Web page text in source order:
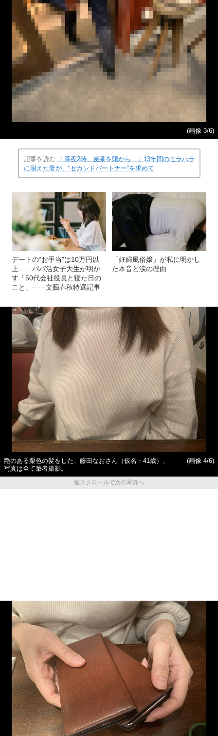
(画像 3/6)
記事を読む
「深夜2時、麦茶を頭から…」13年間のモラハラ
に耐えた妻が、“セカンドパートナー”を求めて
デートの“お手当”は10万円以
上……パパ活女子大生が明か
す「50代会社役員と寝た日の
こと」――文藝春秋特選記事
「妊婦風俗嬢」が私に明かし
た本音と涙の理由
艶のある栗色の髪をした、藤田なおさん（仮名・41歳）、
写真は全て筆者撮影。
(画像 4/6)
縦スクロールで次の写真へ